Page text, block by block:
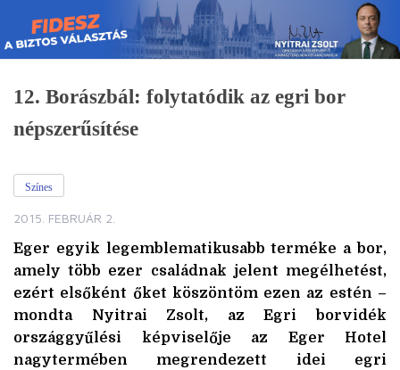
Skip
to
content
12. Borászbál: folytatódik az egri bor
népszerűsítése
Színes
2015. FEBRUÁR 2.
Eger egyik legemblematikusabb terméke a bor,
amely több ezer családnak jelent megélhetést,
ezért elsőként őket köszöntöm ezen az estén –
mondta Nyitrai Zsolt, az Egri borvidék
országgyűlési képviselője az Eger Hotel
nagytermében megrendezett idei egri